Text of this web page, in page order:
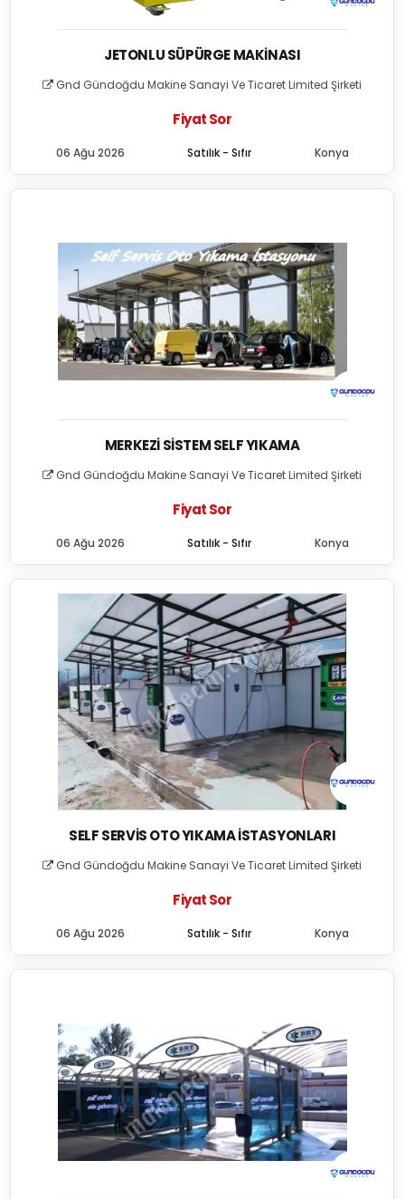
JETONLU SÜPÜRGE MAKINASI
Gnd Gündoğdu Makine Sanayi Ve Ticaret Limited Şirketi
Fiyat Sor
Satılık - Sıfır
06 Ağu 2026 Konya
MERKEZI SISTEM SELF YIKAMA
Gnd Gündoğdu Makine Sanayi Ve Ticaret Limited Şirketi
Fiyat Sor
Satılık - Sıfır
06 Ağu 2026 Konya
SELF SERVIS OTO YIKAMA İSTASYONLARI
Gnd Gündoğdu Makine Sanayi Ve Ticaret Limited Şirketi
Fiyat Sor
Satılık - Sıfır
06 Ağu 2026 Konya